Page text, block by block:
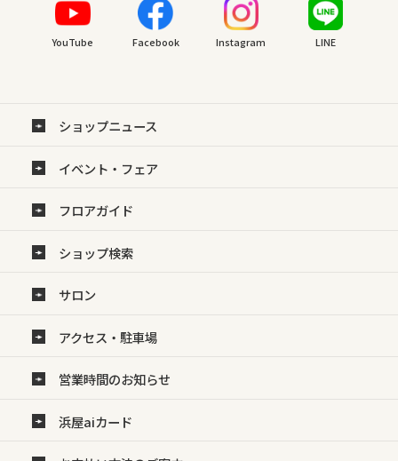
YouTube Facebook Instagram LINE
ショップニュース
イベント・フェア
フロアガイド
ショップ検索
サロン
アクセス・駐車場
営業時間のお知らせ
浜屋aiカード